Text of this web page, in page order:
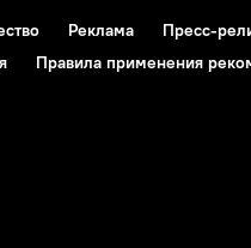
Реклама Пресс-
Правила применения